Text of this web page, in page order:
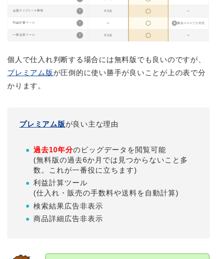
個人で仕入れ判断する場合には無料版でも良いのですが、
プレミアム版が圧倒的に使い勝手が良いことが上の表で分
かります。
プレミアム版が良い主な理由
過去10年分のビッグデータを閲覧可能
(無料版の過去6か月では見つからないこと多
数。これが一番役に立ちます)
利益計算ツール
(仕入れ・販売の手数料や送料を自動計算)
検索結果広告非表示
商品詳細広告非表示